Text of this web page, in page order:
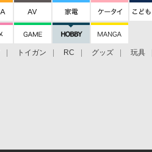
トイガン RC グッズ 玩具